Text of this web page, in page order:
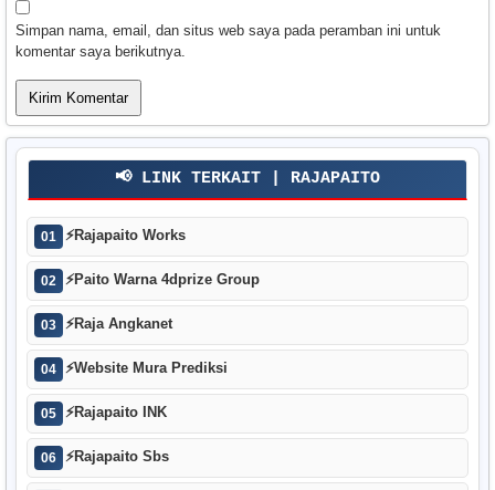
Simpan nama, email, dan situs web saya pada peramban ini untuk
komentar saya berikutnya.
📢 LINK TERKAIT | RAJAPAITO
01 ⚡Rajapaito Works
02 ⚡Paito Warna 4dprize Group
03 ⚡Raja Angkanet
04 ⚡Website Mura Prediksi
05 ⚡Rajapaito INK
06 ⚡Rajapaito Sbs